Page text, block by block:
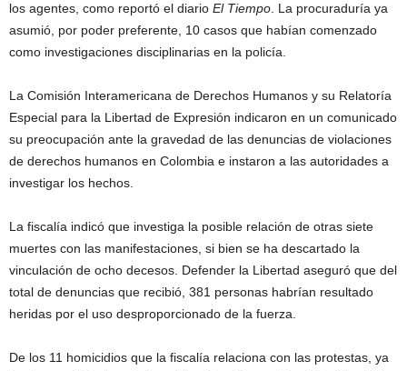
los agentes, como reportó el diario El Tiempo . La procuraduría ya
asumió, por poder preferente, 10 casos que habían comenzado
como investigaciones disciplinarias en la policía.
La Comisión Interamericana de Derechos Humanos y su Relatoría
Especial para la Libertad de Expresión indicaron en un comunicado
su preocupación ante la gravedad de las denuncias de violaciones
de derechos humanos en Colombia e instaron a las autoridades a
investigar los hechos.
La fiscalía indicó que investiga la posible relación de otras siete
muertes con las manifestaciones, si bien se ha descartado la
vinculación de ocho decesos. Defender la Libertad aseguró que del
total de denuncias que recibió, 381 personas habrían resultado
heridas por el uso desproporcionado de la fuerza.
De los 11 homicidios que la fiscalía relaciona con las protestas, ya